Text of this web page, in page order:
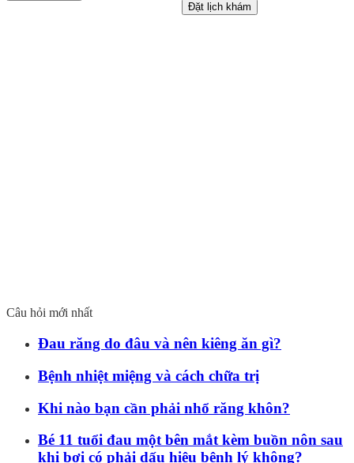
Đặt lịch khám
Câu hỏi mới nhất
Đau răng do đâu và nên kiêng ăn gì?
Bệnh nhiệt miệng và cách chữa trị
Khi nào bạn cần phải nhổ răng khôn?
Bé 11 tuổi đau một bên mắt kèm buồn nôn sau
khi bơi có phải dấu hiệu bệnh lý không?